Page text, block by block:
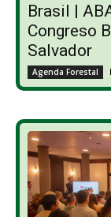
Brasil |
Congreso
Salvador
Agenda Forestal